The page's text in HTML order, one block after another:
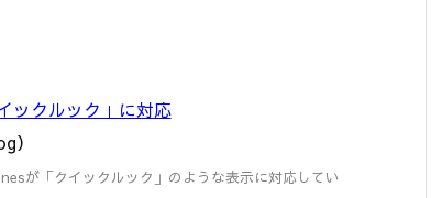
ックルック」に対応
）
が「クイックルック」のような表示に対応してい